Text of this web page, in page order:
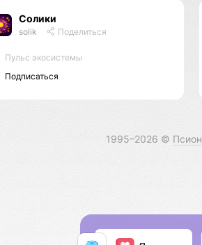
Солики
solik Поделиться
Пульс экосистемы
Подписаться
1995–2026 ©